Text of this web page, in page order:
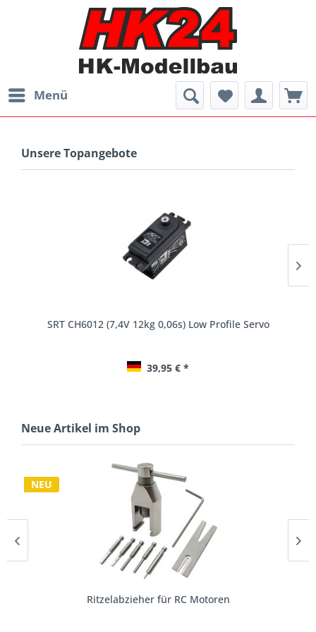
Menü
Neue Artikel im Shop
NEU
SkyRC LED Pit Light PRO
Unsere Topangebote
Xerun 13,5T (4100kV) V10 G4R BL-Motor...
84,95 € *